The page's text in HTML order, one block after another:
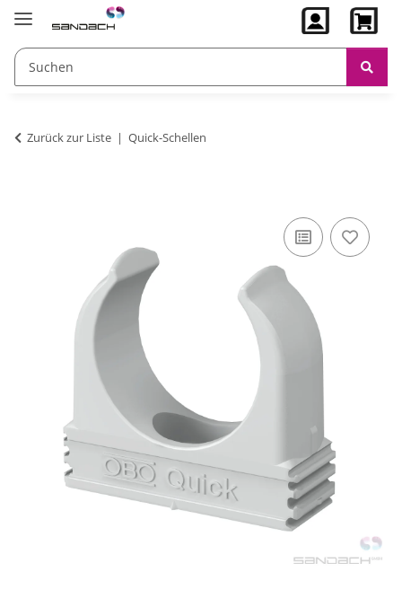
Zurück zur Liste Quick-Schellen